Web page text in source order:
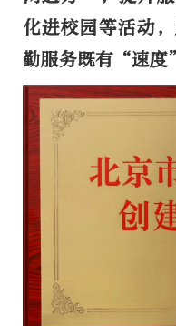
化进校园等活动
勤服务既有“速